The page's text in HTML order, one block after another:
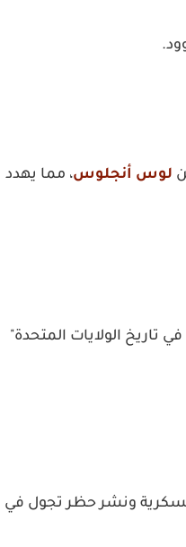
لوس أنجلوس، مما يهدد
تاريخ الولايات المتحدة"
ونشر حظر تجول في